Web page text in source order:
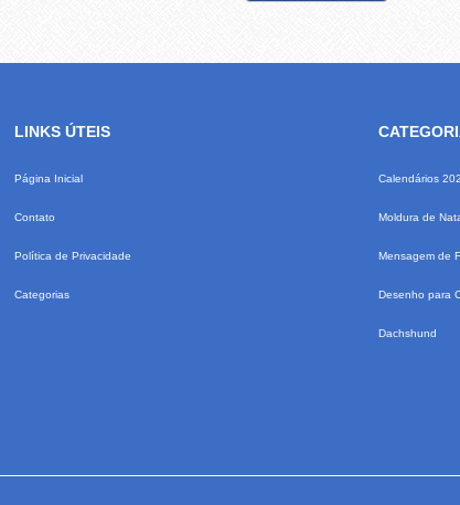
LINKS ÚTEIS
Página Inicial
Contato
Política de Privacidade
Categorias
Calendários
Moldura de
Mensagem de
Desenho para
Dachshund